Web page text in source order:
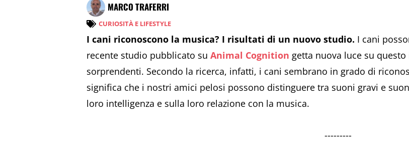
MARCO TRAFERRI
CURIOSITÀ E LIFESTYLE
I cani riconoscono la musica? I risultati di un nuovo studio. I cani
recente studio pubblicato su Animal Cognition getta nuova luce su
sorprendenti. Secondo la ricerca, infatti, i cani sembrano in grado di
significa che i nostri amici pelosi possono distinguere tra suoni gravi e
loro intelligenza e sulla loro relazione con la musica.
---------